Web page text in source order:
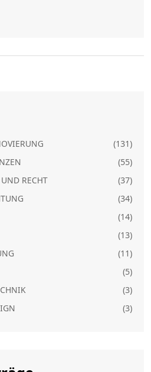
(131)
(55)
RECHT
(37)
(34)
(14)
(13)
(11)
(5)
(3)
(3)